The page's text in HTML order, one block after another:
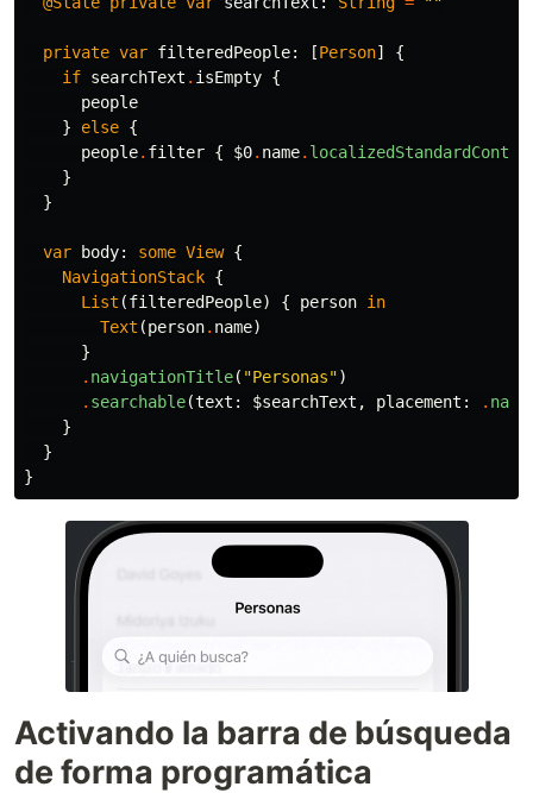
private var filteredPeople: [Person]
{
if searchText . isEmpty {
people
}
else {
people. filter { $0. name.
}
}
var body: some View {
NavigationStack {
List (filteredPeople) { person in
Text (person. name)
}
. navigationTitle( "Personas")
. searchable(text : $searchText , placement : .
}
}
}
Activando la barra de búsqueda
de forma programática